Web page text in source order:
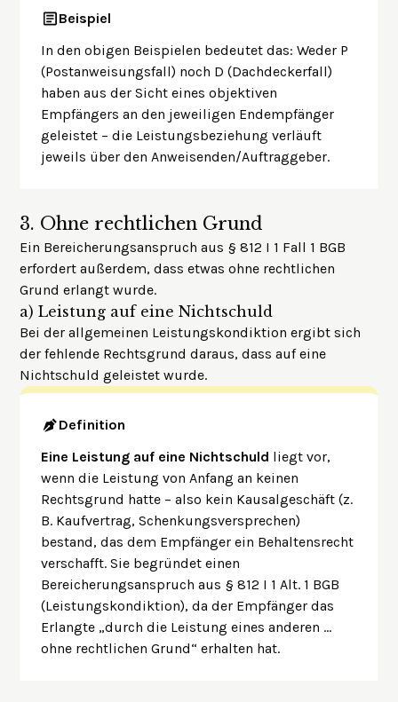
Beispiel
In den obigen Beispielen bedeutet das: Weder P
(Postanweisungsfall) noch D (Dachdeckerfall)
haben aus der Sicht eines objektiven
Empfängers an den jeweiligen Endempfänger
geleistet – die Leistungsbeziehung verläuft
jeweils über den Anweisenden/Auftraggeber.
3. Ohne rechtlichen Grund
Ein Bereicherungsanspruch aus § 812 I 1 Fall 1 BGB
erfordert außerdem, dass etwas ohne rechtlichen
Grund erlangt wurde.
a) Leistung auf eine Nichtschuld
Bei der allgemeinen Leistungskondiktion ergibt sich
der fehlende Rechtsgrund daraus, dass auf eine
Nichtschuld geleistet wurde.
Definition
Eine Leistung auf eine Nichtschuld liegt vor,
wenn die Leistung von Anfang an keinen
Rechtsgrund hatte – also kein Kausalgeschäft (z.
B. Kaufvertrag, Schenkungsversprechen)
bestand, das dem Empfänger ein Behaltensrecht
verschafft. Sie begründet einen
Bereicherungsanspruch aus § 812 I 1 Alt. 1 BGB
(Leistungskondiktion), da der Empfänger das
Erlangte „durch die Leistung eines anderen …
ohne rechtlichen Grund“ erhalten hat.